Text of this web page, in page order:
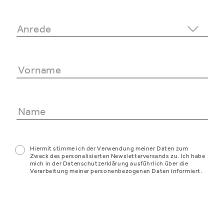
Hiermit stimme ich der Verwendung meiner Daten zum
Zweck des personalisierten Newsletterversands zu. Ich habe
mich in der Datenschutzerklärung ausführlich über die
Verarbeitung meiner personenbezogenen Daten informiert.